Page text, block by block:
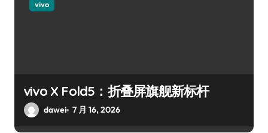
vivo
vivo X Fold5：折叠屏旗舰新标杆
dawei 7 月 16, 2026